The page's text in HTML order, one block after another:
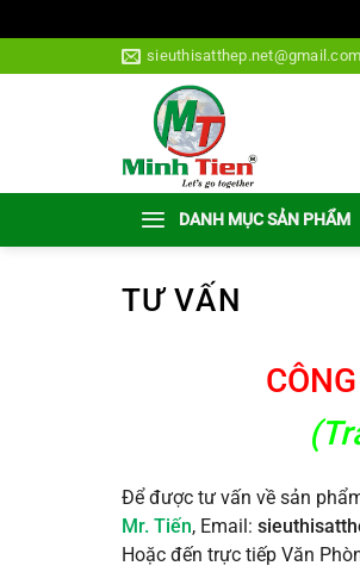
qua
sieuthisatthep.net@gmail.com
DANH MỤC SẢN PHẨM
TƯ VẤN
Để được tư vấn về sản
Mr. Tiến, Email:
Hoặc đến trực tiếp Văn